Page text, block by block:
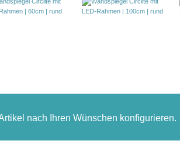
nach Ihren Wünschen konfigurieren.